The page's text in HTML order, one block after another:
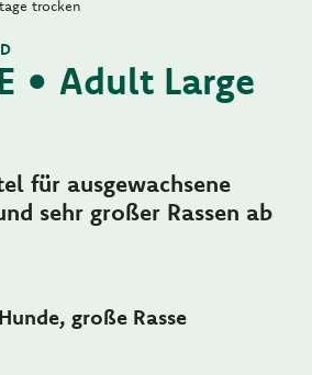
trocken
• Adult Large
für ausgewachsene
sehr großer Rassen ab
große Rasse